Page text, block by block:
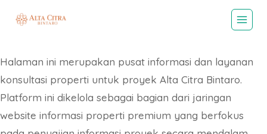
Halaman ini merupakan pusat informasi dan layanan
konsultasi properti untuk proyek Alta Citra Bintaro.
Platform ini dikelola sebagai bagian dari jaringan
website informasi properti premium yang berfokus